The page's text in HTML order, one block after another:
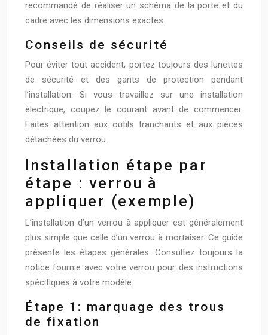
recommandé de réaliser un schéma de la porte et du
cadre avec les dimensions exactes.
Conseils de sécurité
Pour éviter tout accident, portez toujours des lunettes
de sécurité et des gants de protection pendant
l’installation. Si vous travaillez sur une installation
électrique, coupez le courant avant de commencer.
Faites attention aux outils tranchants et aux pièces
détachées du verrou.
Installation étape par
étape : verrou à
appliquer (exemple)
L’installation d’un verrou à appliquer est généralement
plus simple que celle d’un verrou à mortaiser. Ce guide
présente les étapes générales. Consultez toujours la
notice fournie avec votre verrou pour des instructions
spécifiques à votre modèle.
Étape 1: marquage des trous
de fixation